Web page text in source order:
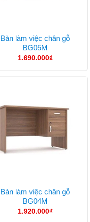
Bàn làm việc chân gỗ
BG05M
1.690.000₫
Bàn làm việc chân gỗ
BG04M
1.920.000₫